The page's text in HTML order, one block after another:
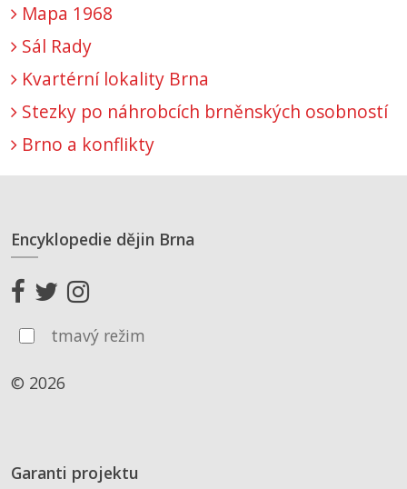
Mapa 1968
Sál Rady
Kvartérní lokality Brna
Stezky po náhrobcích brněnských osobností
Brno a konflikty
Encyklopedie dějin Brna
tmavý režim
© 2026
Garanti projektu